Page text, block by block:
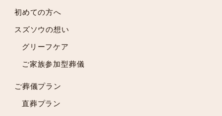
2024年2月
2024年1月
2023年12月
2023年10月
2023年9月
初めての方へ
スズソウの想い
グリーフケア
ご家族参加型葬儀
ご葬儀プラン
直葬プラン